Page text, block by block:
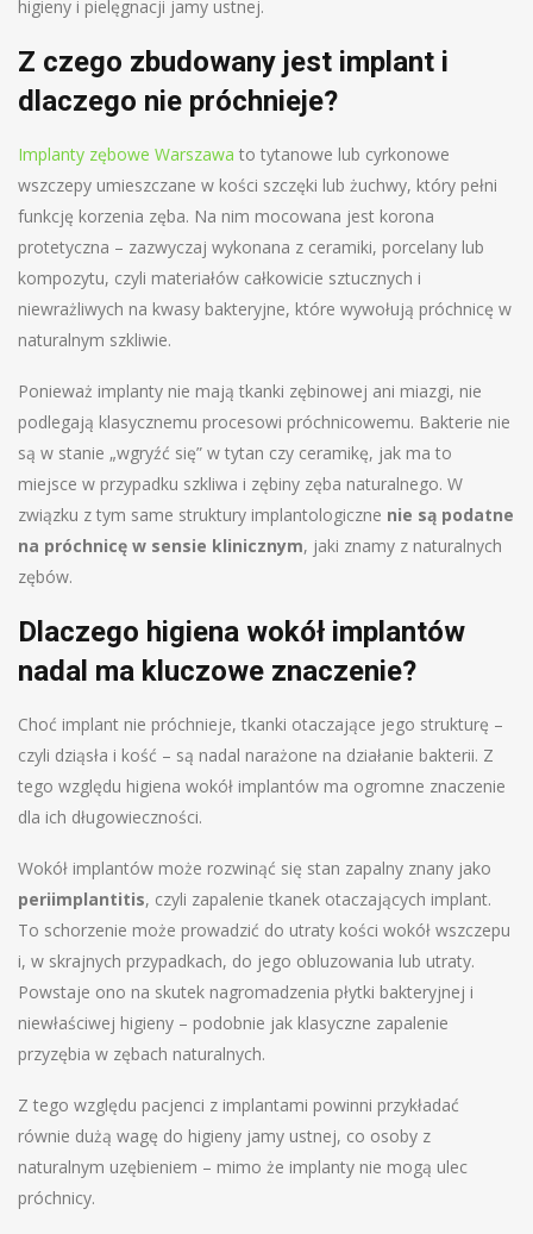
higieny i pielęgnacji jamy ustnej.
Z czego zbudowany jest implant i
dlaczego nie próchnieje?
Implanty zębowe Warszawa to tytanowe lub cyrkonowe
wszczepy umieszczane w kości szczęki lub żuchwy, który pełni
funkcję korzenia zęba. Na nim mocowana jest korona
protetyczna – zazwyczaj wykonana z ceramiki, porcelany lub
kompozytu, czyli materiałów całkowicie sztucznych i
niewrażliwych na kwasy bakteryjne, które wywołują próchnicę w
naturalnym szkliwie.
Ponieważ implanty nie mają tkanki zębinowej ani miazgi, nie
podlegają klasycznemu procesowi próchnicowemu. Bakterie nie
są w stanie „wgryźć się” w tytan czy ceramikę, jak ma to
miejsce w przypadku szkliwa i zębiny zęba naturalnego. W
związku z tym same struktury implantologiczne nie są podatne
na próchnicę w sensie klinicznym, jaki znamy z naturalnych
zębów.
Dlaczego higiena wokół implantów
nadal ma kluczowe znaczenie?
Choć implant nie próchnieje, tkanki otaczające jego strukturę –
czyli dziąsła i kość – są nadal narażone na działanie bakterii. Z
tego względu higiena wokół implantów ma ogromne znaczenie
dla ich długowieczności.
Wokół implantów może rozwinąć się stan zapalny znany jako
periimplantitis, czyli zapalenie tkanek otaczających implant.
To schorzenie może prowadzić do utraty kości wokół wszczepu
i, w skrajnych przypadkach, do jego obluzowania lub utraty.
Powstaje ono na skutek nagromadzenia płytki bakteryjnej i
niewłaściwej higieny – podobnie jak klasyczne zapalenie
przyzębia w zębach naturalnych.
Z tego względu pacjenci z implantami powinni przykładać
równie dużą wagę do higieny jamy ustnej, co osoby z
naturalnym uzębieniem – mimo że implanty nie mogą ulec
próchnicy.